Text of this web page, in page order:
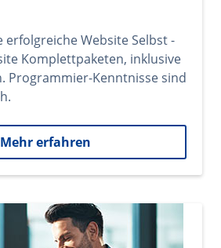
erfolgreiche Website Selbst -
Komplettpaketen, inklusive
Programmier-Kenntnisse sind
Mehr erfahren